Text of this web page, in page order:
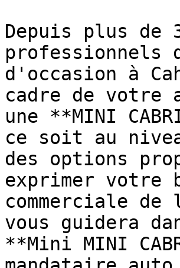
Depuis plus de
professionnels
d'occasion à
cadre de votre
une **MINI
ce soit au
des options
exprimer votre
commerciale de
vous guidera
**Mini MINI